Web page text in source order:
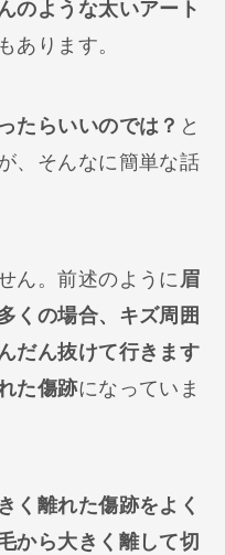
のような太いアート
もあります。
たらいいのでは？ と
、そんなに簡単な話
ん。前述のように 眉
くの場合、キズ周囲
だん抜けて行きます
た傷跡になっていま
く離れた傷跡をよく
から大きく離して切